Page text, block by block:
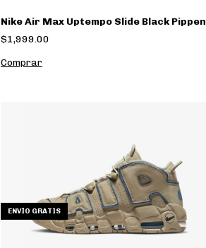
Nike Air Max Uptempo Slide Black Pippen
$1,999.00
Comprar
ENVÍO GRATIS